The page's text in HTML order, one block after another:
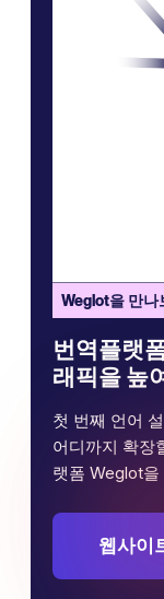
Weglot을 만나
번역플랫
래픽을 높
첫 번째 언어
어디까지 확장
랫폼 Weglot을
웹사이